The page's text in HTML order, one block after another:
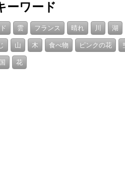
ーワード
雲 フランス 晴れ 川 湖
山 木 食べ物 ピンクの花
花